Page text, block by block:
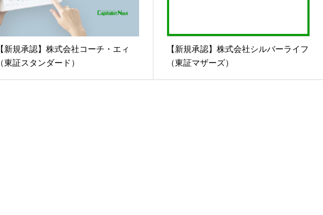
【新規承認】株式会社コーチ・エィ
（東証スタンダード）
【新規承認】株式会社シルバーライフ
（東証マザーズ）